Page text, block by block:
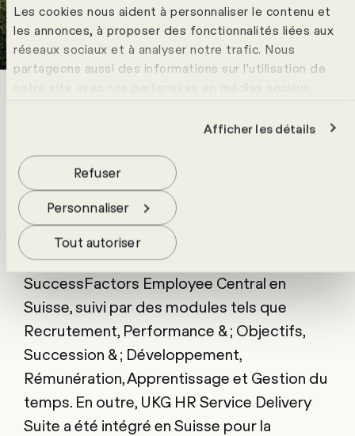
Les cookies nous aident à personnaliser le contenu et
les annonces, à proposer des fonctionnalités liées aux
réseaux sociaux et à analyser notre trafic. Nous
partageons aussi des informations sur l'utilisation de
d'autres données que tu leur as fournies ou qu'ils ont
en savoir plus, consulte notre politique de
des données.
Afficher les détails
Tout autoriser
Personnaliser
Refuser
Après une phase d'évaluation approfondie,
Helvetia a opté pour SAP SuccessFactors
comme base de sa nouvelle plateforme RH.
En collaboration avec HR Campus, Helvetia
a commencé à déployer SAP
SuccessFactors Employee Central en
Suisse, suivi par des modules tels que
Recrutement, Performance & ; Objectifs,
Succession & ; Développement,
Rémunération, Apprentissage et Gestion du
temps. En outre, UKG HR Service Delivery
Suite a été intégré en Suisse pour la